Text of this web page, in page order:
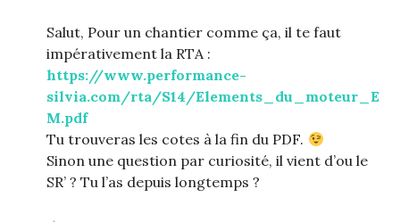
Salut, Pour un chantier comme ça, il te faut
impérativement la RTA :
https://www.performance-
silvia.com/rta/S14/Elements_du_moteur_E
M.pdf
Tu trouveras les cotes à la fin du PDF.
Sinon une question par curiosité, il vient d’ou le
SR’ ? Tu l’as depuis longtemps ?